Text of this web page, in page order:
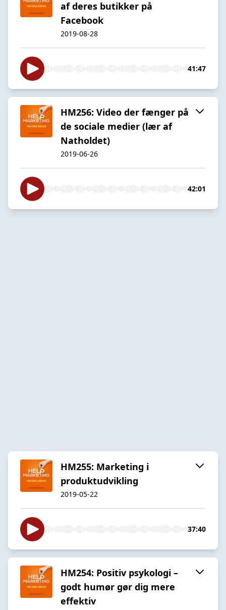
af deres butikker på
Facebook
2019-08-28
41:47
HM256: Video der fænger på
de sociale medier (lær af
Natholdet)
2019-06-26
42:01
HM255: Marketing i
produktudvikling
2019-05-22
37:40
HM254: Positiv psykologi –
godt humør gør dig mere
effektiv